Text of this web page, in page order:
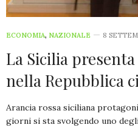
ECONOMIA, NAZIONALE 8
La Sicilia presenta
nella Repubblica
Arancia rossa siciliana
giorni si sta svolgendo uno